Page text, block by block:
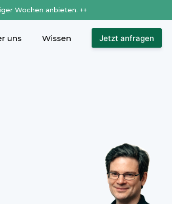
Wochen anbieten. ++
uns Wissen Jetzt anfragen